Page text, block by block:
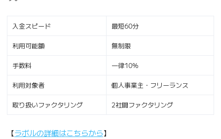
入金スピード 最短60分
利用可能額 無制限
手数料 一律10％
利用対象者 個人事業主・フリーランス
取り扱いファクタリング 2社間ファクタリング
【ラボルの詳細はこちらから】